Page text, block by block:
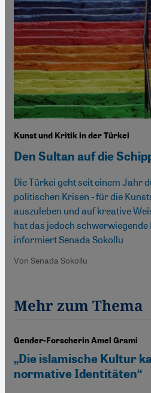
Kunst und Kritik in der Türkei
Den Sultan auf die
Die Türkei geht seit einem Jahr
politischen Krisen - für die
auszuleben und auf kreative
hat das jedoch
informiert Senada Sokollu
Von Senada Sokollu
Mehr zum Thema
Gender-Forscherin Amel Grami
„Die islamische Kultur
normative Identitäten“